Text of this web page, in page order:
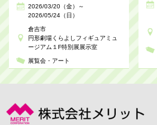
2026/03/20（金）～
2026/05/24（日）
倉吉市
円形劇場くらよしフィギュアミュ
ージアム１F特別展展示室
展覧会・アート